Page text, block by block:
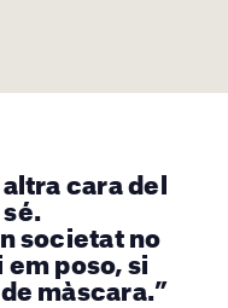
cara del
societat no
poso, si
màscara.”